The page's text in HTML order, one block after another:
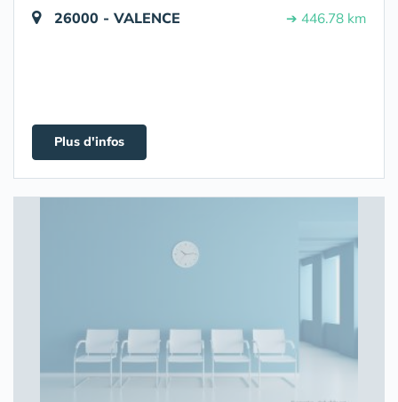
26000 - VALENCE ➔ 446.78 km
Plus d'infos